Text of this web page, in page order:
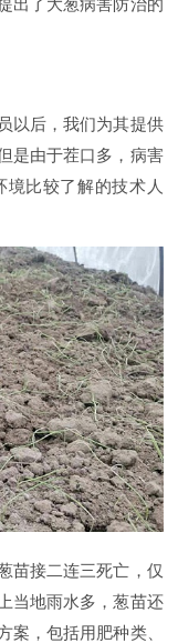
出了大葱病害防治的
以后，我们为其提供
是由于茬口多，病害
比较了解的技术人
苗接二连三死亡，仅
当地雨水多，葱苗还
案，包括用肥种类、